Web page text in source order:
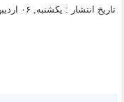
تاریخ انتشار : یکشنبه, ۰۶ اردیبهشت ۱۴۰۵ ۰۹:۴۰